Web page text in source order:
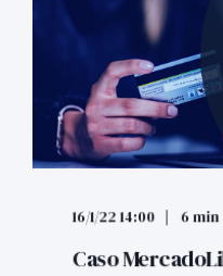
16/1/22 14:00 6 min
Caso